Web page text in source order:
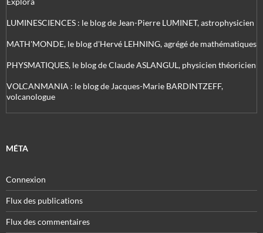
LUMINESCIENCES : le blog de Jean-Pierre LUMINET, astrophysicien
MATH'MONDE, le blog d'Hervé LEHNING, agrégé de mathématiques
PHYSMATIQUES, le blog de Claude ASLANGUL, physicien théoricien
VOLCANMANIA : le blog de Jacques-Marie BARDINTZEFF,
volcanologue
MÉTA
Connexion
Flux des publications
Flux des commentaires